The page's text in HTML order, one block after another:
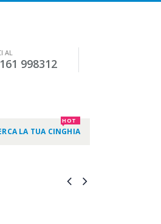
AL
998312
LA TUA CINGHIA
HOT